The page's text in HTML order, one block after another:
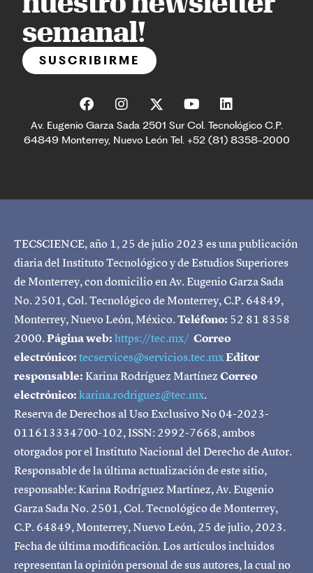
semanal!
SUSCRIBIRME
Av. Eugenio Garza Sada 2501 Sur Col. Tecnológico C.P.
64849 Monterrey, Nuevo León Tel. +52 (81) 8358-2000
TECSCIENCE, año 1, 25 de julio 2023 es una publicación
diaria del Instituto Tecnológico y de Estudios Superiores
de Monterrey, con domicilio en Av. Eugenio Garza Sada
No. 2501, Col. Tecnológico de Monterrey, C.P. 64849,
Monterrey, Nuevo León, México.Teléfono: 52 81 8358
2000.Página web:https://tec.mx/ Correo
electrónico:tecservices@servicios.tec.mxEditor
responsable:Karina Rodríguez MartínezCorreo
electrónico:karina.rodriguez@tec.mx.
Reserva de Derechos al Uso Exclusivo No 04-2023-
011613334700-102, ISSN: 2992-7668, ambos
otorgados por el Instituto Nacional del Derecho de Autor.
Responsable de la última actualización de este sitio,
responsable: Karina Rodríguez Martínez, Av. Eugenio
Garza Sada No. 2501, Col. Tecnológico de Monterrey,
C.P. 64849, Monterrey, Nuevo León, 25 de julio, 2023.
Fecha de última modificación. Los artículos incluidos
representan la opinión personal de sus autores, la cual no